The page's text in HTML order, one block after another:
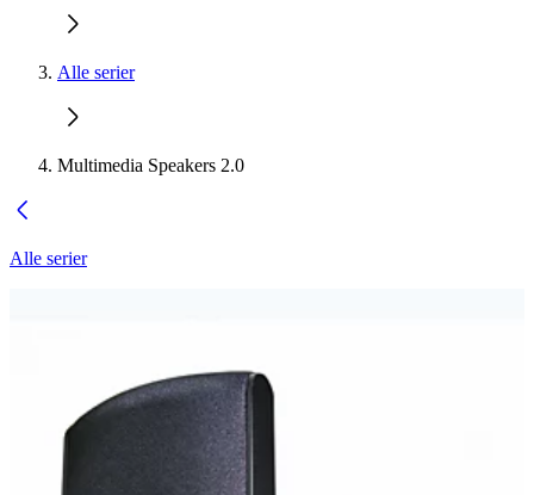
Alle serier
Multimedia Speakers 2.0
Alle serier